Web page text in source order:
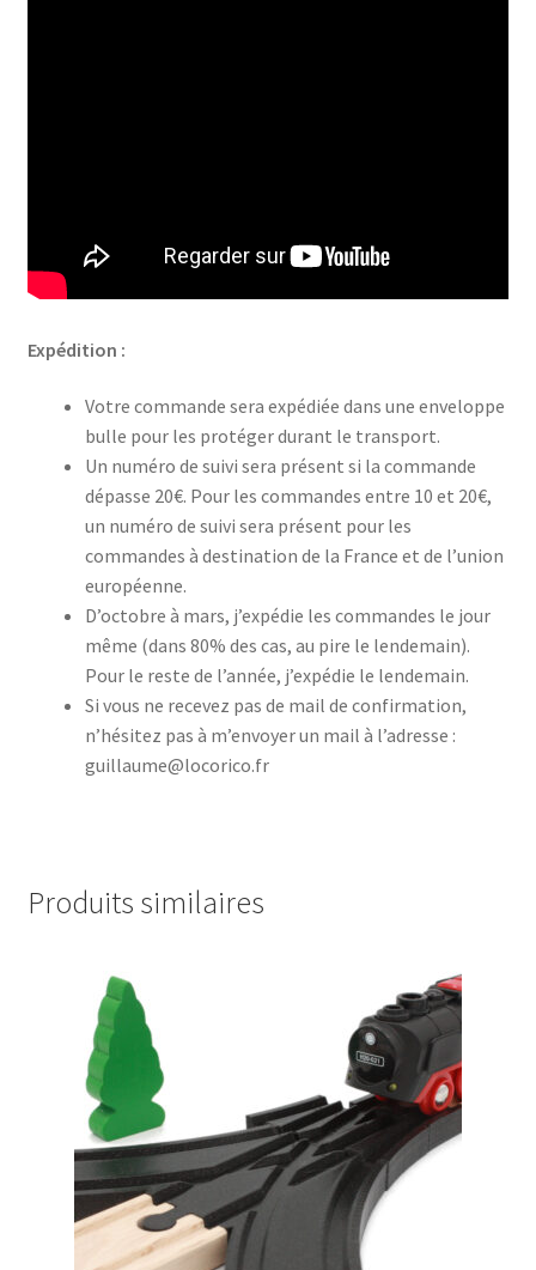
Expédition :
Votre commande sera expédiée dans une enveloppe
bulle pour les protéger durant le transport.
Un numéro de suivi sera présent si la commande
dépasse 20€. Pour les commandes entre 10 et 20€,
un numéro de suivi sera présent pour les
commandes à destination de la France et de l’union
européenne.
D’octobre à mars, j’expédie les commandes le jour
même (dans 80% des cas, au pire le lendemain).
Pour le reste de l’année, j’expédie le lendemain.
Si vous ne recevez pas de mail de confirmation,
n’hésitez pas à m’envoyer un mail à l’adresse :
guillaume@locorico.fr
Produits similaires